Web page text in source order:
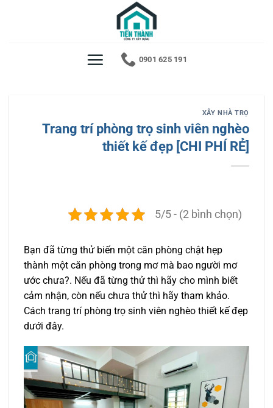
0901 625 191
XÂY NHÀ TRỌ
Trang trí phòng trọ sinh viên nghèo
thiết kế đẹp [CHI PHÍ RẺ]
5/5 - (2 bình chọn)
Bạn đã từng thử biến một căn phòng chật hẹp
thành một căn phòng trong mơ mà bao người mơ
ước chưa?. Nếu đã từng thử thì hãy cho mình biết
cảm nhận, còn nếu chưa thử thì hãy tham khảo.
Cách trang trí phòng trọ sinh viên nghèo thiết kế đẹp
dưới đây.